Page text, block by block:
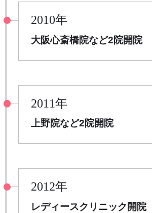
2010年
大阪心斎橋院など2院開院
2011年
上野院など2院開院
2012年
レディースクリニック開院